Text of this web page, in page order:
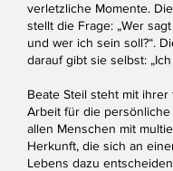
verletzliche Momente.
stellt die Frage: „Wer
und wer ich sein soll?“.
darauf gibt sie selbst: „Ich
Beate Steil steht mit
Arbeit für die persönliche
allen Menschen mit
Herkunft, die sich an
Lebens dazu